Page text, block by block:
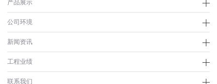
产品展示
公司环境
新闻资讯
工程业绩
联系我们